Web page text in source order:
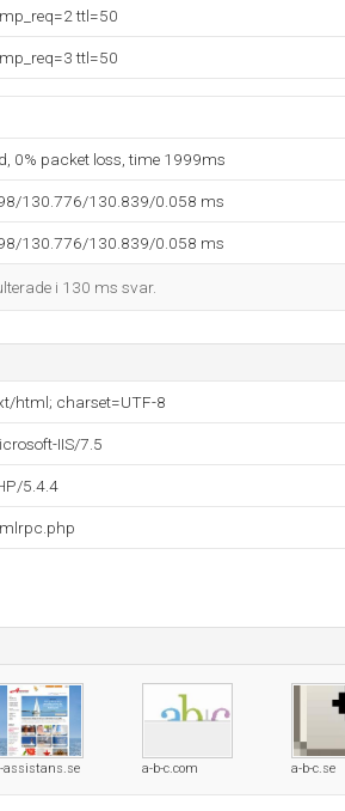
ttl=50
ttl=50
0% packet loss, time 1999ms
130.776/130.839/0.058 ms
130.776/130.839/0.058 ms
i 130 ms svar.
html; charset=UTF-8
IIS/7.5
5.4.4
assistans.se a-b-c.com a-b-c.se